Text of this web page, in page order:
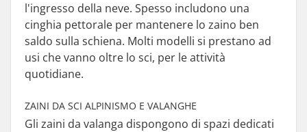
l'ingresso della neve. Spesso includono una
cinghia pettorale per mantenere lo zaino ben
saldo sulla schiena. Molti modelli si prestano ad
usi che vanno oltre lo sci, per le attività
quotidiane.
ZAINI DA SCI ALPINISMO E VALANGHE
Gli zaini da valanga dispongono di spazi dedicati